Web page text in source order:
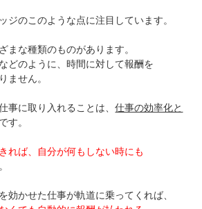
ジのこのような点に注目しています。
まな種類のものがあります。
どのように、時間に対して報酬を
ません。
事に取り入れることは、仕事の効率化と
す。
れば、自分が何もしない時にも
効かせた仕事が軌道に乗ってくれば、